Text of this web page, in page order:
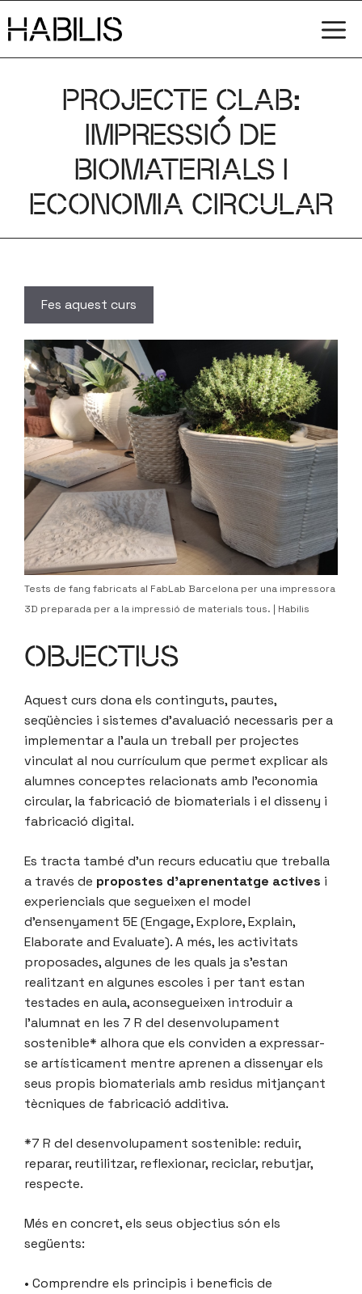
al
PROJECTE CLAB:
IMPRESSIÓ DE
BIOMATERIALS I
ECONOMIA CIRCULAR
Tests de fang fabricats al FabLab Barcelona per una impressora
3D preparada per a la impressió de materials tous. | Habilis
OBJECTIUS
Aquest curs dona els continguts, pautes,
seqüències i sistemes d’avaluació necessaris per a
implementar a l’aula un treball per projectes
vinculat al nou currículum que permet explicar als
alumnes conceptes relacionats amb l’economia
circular, la fabricació de biomaterials i el disseny i
fabricació digital.
Es tracta també d’un recurs educatiu que treballa
a través de propostes d’aprenentatge actives i
experiencials que segueixen el model
d’ensenyament 5E (Engage, Explore, Explain,
Elaborate and Evaluate). A més, les activitats
proposades, algunes de les quals ja s’estan
realitzant en algunes escoles i per tant estan
testades en aula, aconsegueixen introduir a
l’alumnat en les 7 R del desenvolupament
sostenible* alhora que els conviden a expressar-
se artísticament mentre aprenen a dissenyar els
seus propis biomaterials amb residus mitjançant
tècniques de fabricació additiva.
*7 R del desenvolupament sostenible: reduir,
reparar, reutilitzar, reflexionar, reciclar, rebutjar,
respecte.
Més en concret, els seus objectius són els
següents:
• Comprendre els principis i beneficis de